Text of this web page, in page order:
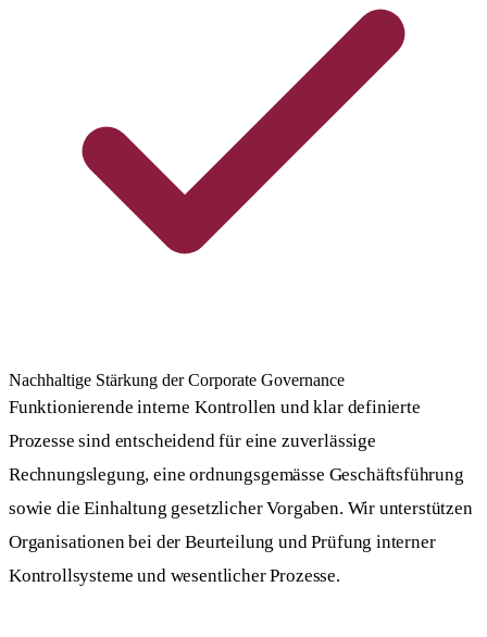
Nachhaltige Stärkung der Corporate Governance
Funktionierende interne Kontrollen und klar definierte
Prozesse sind entscheidend für eine zuverlässige
Rechnungslegung, eine ordnungsgemässe Geschäftsführung
sowie die Einhaltung gesetzlicher Vorgaben. Wir unterstützen
Organisationen bei der Beurteilung und Prüfung interner
Kontrollsysteme und wesentlicher Prozesse.